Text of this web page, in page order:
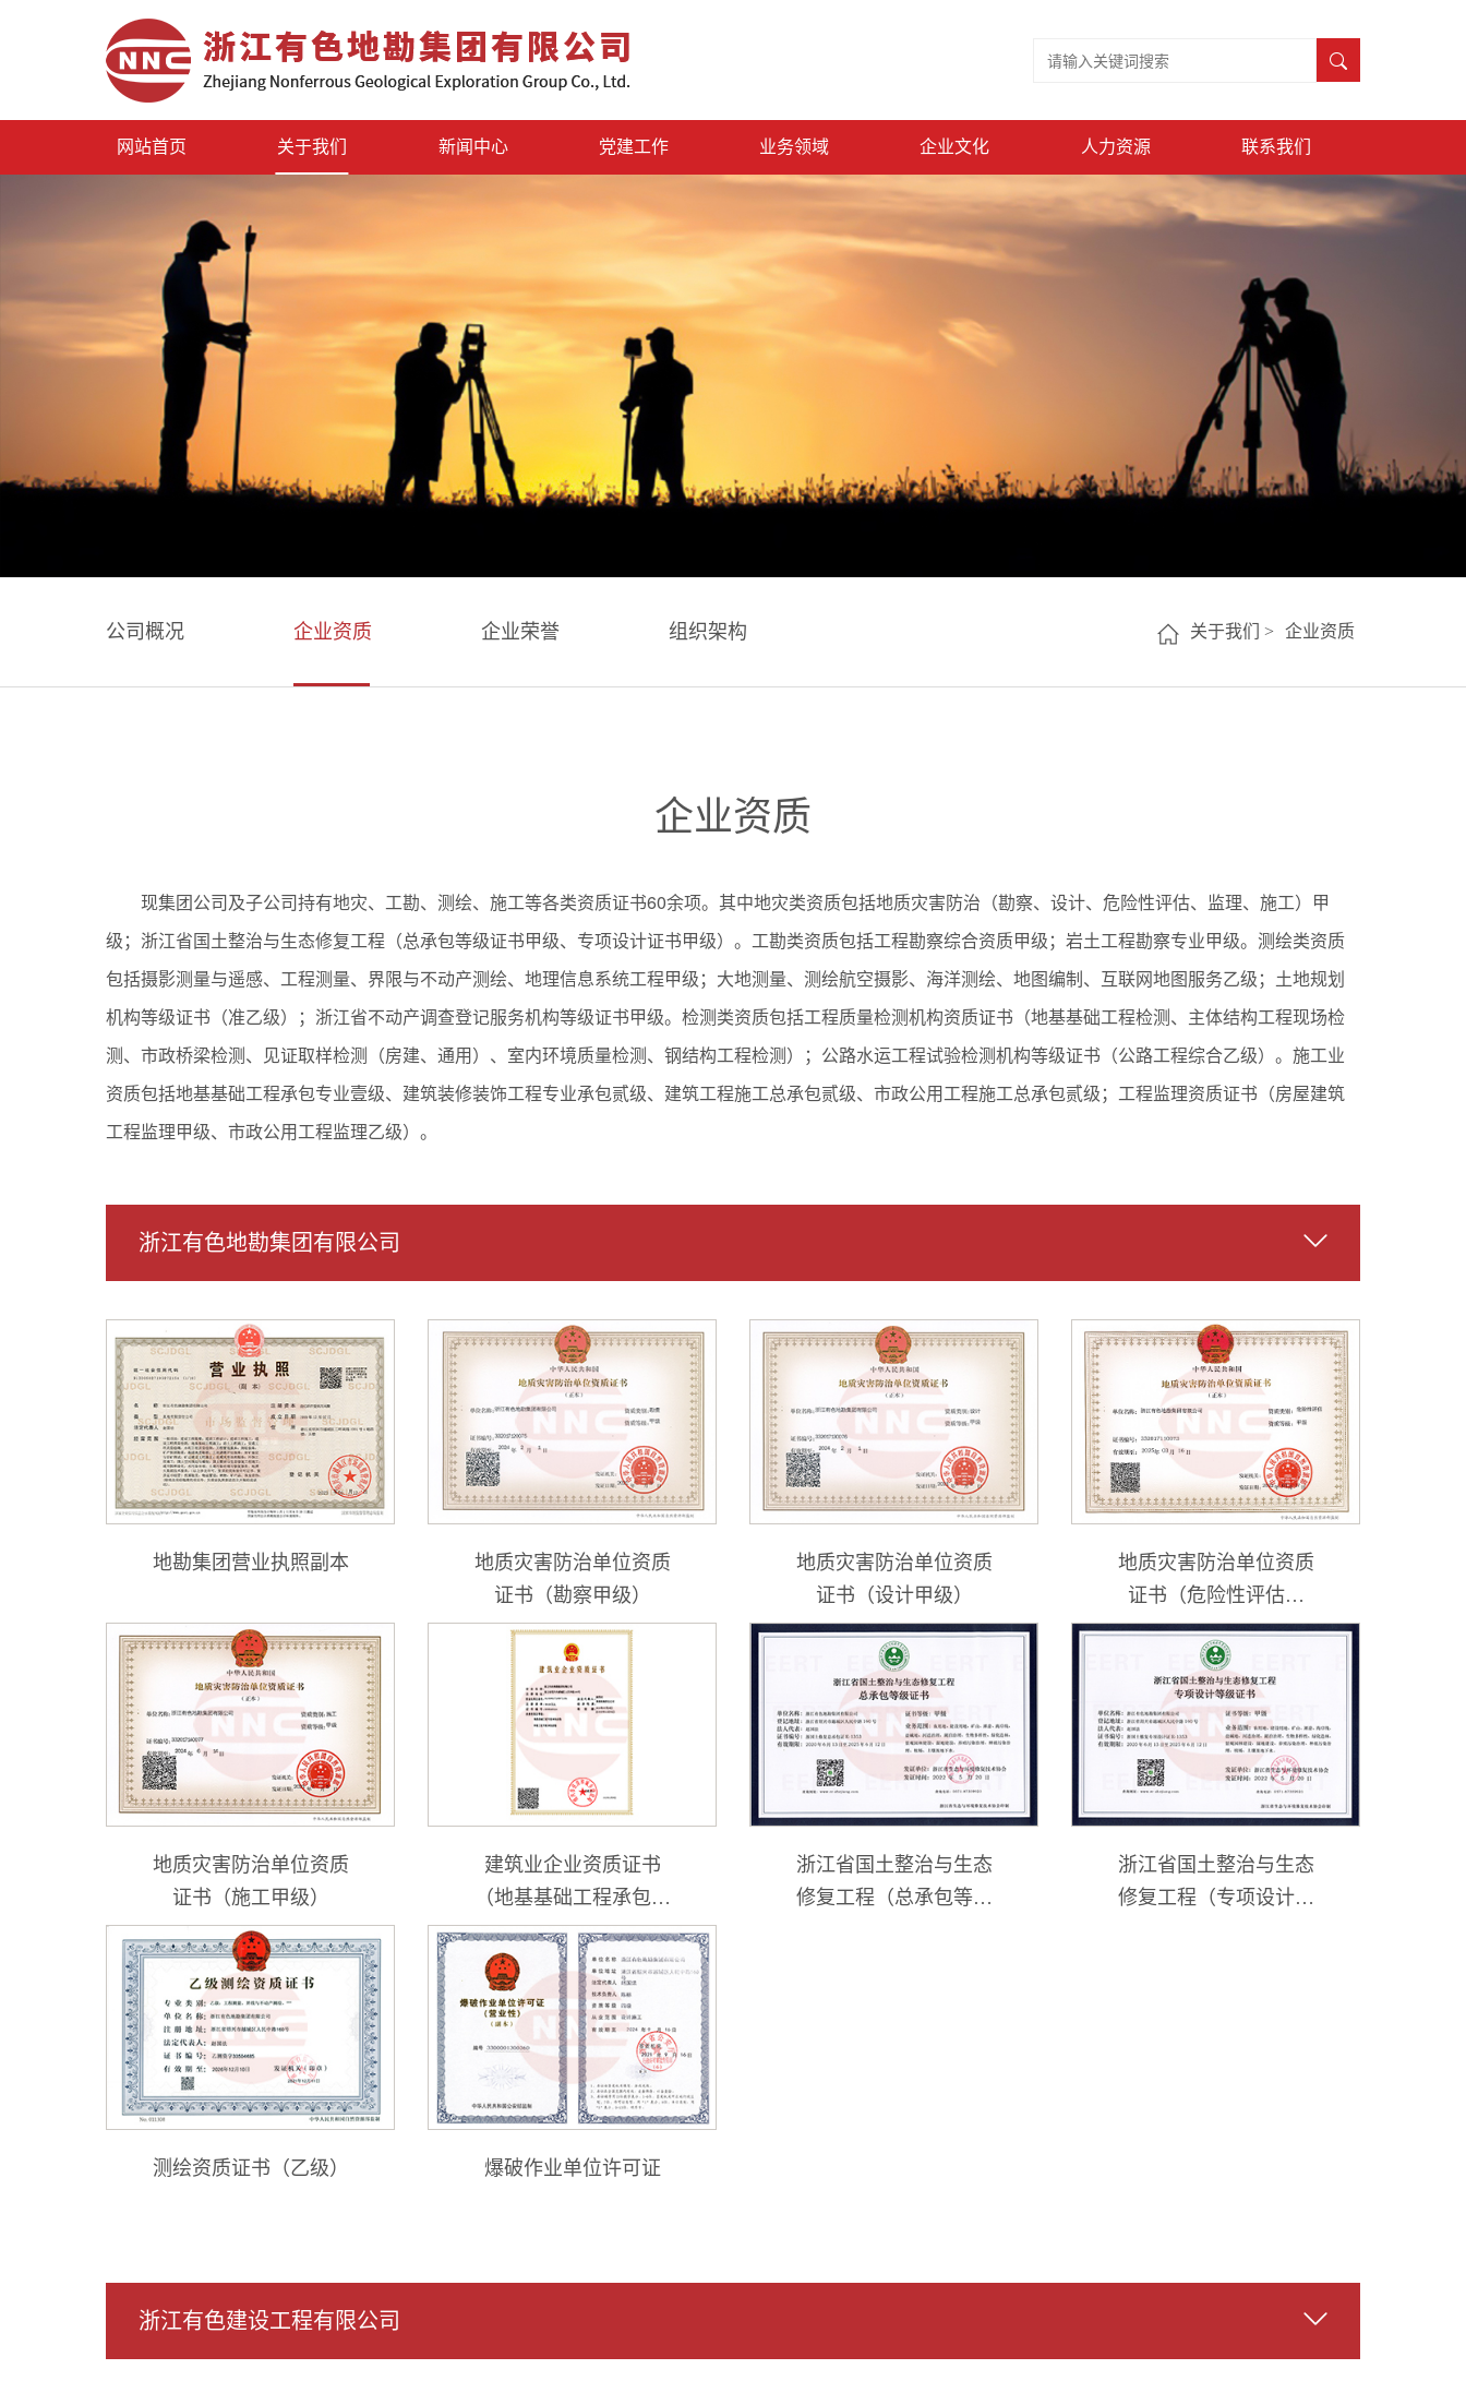
网站首页 关于我们 新闻中心 党建工作 业务领域 企业文化 人力资源 联系我们
公司概况 企业资质 企业荣誉 组织架构 关于我们 > 企业资质
企业资质
现集团公司及子公司持有地灾、工勘、测绘、施工等各类资质证书60余项。其中地灾类资质包括地质灾害防治（勘察、设计、危险性评估、监理、施工）甲
级；浙江省国土整治与生态修复工程（总承包等级证书甲级、专项设计证书甲级）。工勘类资质包括工程勘察综合资质甲级；岩土工程勘察专业甲级。测绘类资质
包括摄影测量与遥感、工程测量、界限与不动产测绘、地理信息系统工程甲级；大地测量、测绘航空摄影、海洋测绘、地图编制、互联网地图服务乙级；土地规划
机构等级证书（准乙级）；浙江省不动产调查登记服务机构等级证书甲级。检测类资质包括工程质量检测机构资质证书（地基基础工程检测、主体结构工程现场检
测、市政桥梁检测、见证取样检测（房建、通用）、室内环境质量检测、钢结构工程检测）；公路水运工程试验检测机构等级证书（公路工程综合乙级）。施工业
资质包括地基基础工程承包专业壹级、建筑装修装饰工程专业承包贰级、建筑工程施工总承包贰级、市政公用工程施工总承包贰级；工程监理资质证书（房屋建筑
工程监理甲级、市政公用工程监理乙级）。
浙江有色地勘集团有限公司
地勘集团营业执照副本
地质灾害防治单位资质
证书（勘察甲级）
地质灾害防治单位资质
证书（设计甲级）
地质灾害防治单位资质
证书（危险性评估甲
级）
地质灾害防治单位资质
证书（施工甲级）
建筑业企业资质证书
（地基基础工程承包专
业叁级、环保工程专业
承包叁级）
浙江省国土整治与生态
修复工程（总承包等级
浙江省国土整治与生态
修复工程（专项设计证
测绘资质证书（乙级） 爆破作业单位许可证
浙江有色建设工程有限公司